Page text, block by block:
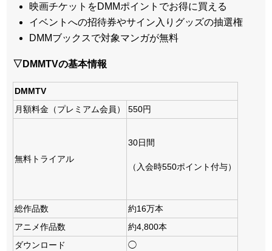
映画チケットをDMMポイントでお得に買える
イベントへの招待券やサイン入りグッズの抽選権
DMMブックスで対象マンガが無料
▽DMMTVの基本情報
DMMTV
月額料金（プレミアム会員）
550円
無料トライアル
30日間
（入会時550ポイント付与）
総作品数
約16万本
アニメ作品数
約4,800本
ダウンロード
◯